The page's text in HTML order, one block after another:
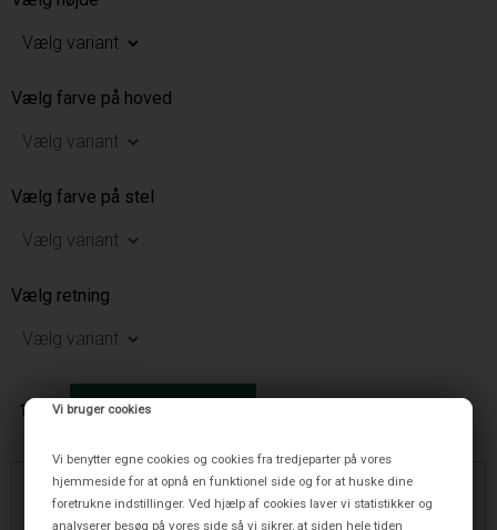
Vi bruger cookies
Vi benytter egne cookies og cookies fra tredjeparter på vores
hjemmeside for at opnå en funktionel side og for at huske dine
foretrukne indstillinger. Ved hjælp af cookies laver vi statistikker og
analyserer besøg på vores side så vi sikrer, at siden hele tiden
Vælg farve på hoved
Vælg farve på stel
Vælg retning